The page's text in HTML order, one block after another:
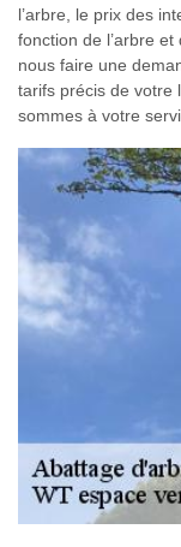
l’arbre, le prix des
fonction de l’arbre
nous faire une
tarifs précis de votre
sommes à votre